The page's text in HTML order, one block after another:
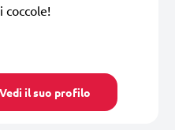
coccole!
Vedi il suo profilo